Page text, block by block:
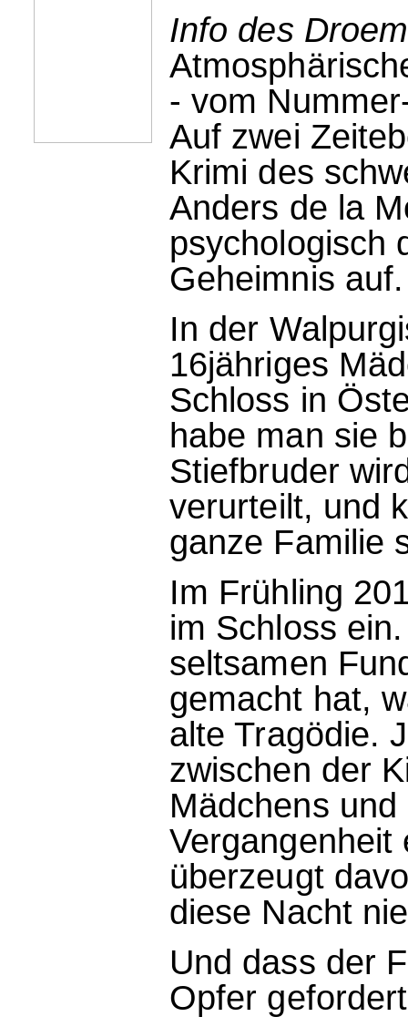
Info des
- vom
Auf zwei
Krimi des
Anders de la
psychologisch
Geheimnis auf.
In der
16jähriges
Schloss in
habe man sie
Stiefbruder
verurteilt, und
ganze Familie
Im Frühling
im Schloss
seltsamen
gemacht hat,
alte Tragödie.
zwischen der
Mädchens
überzeugt
diese Nacht
Und dass der
Opfer